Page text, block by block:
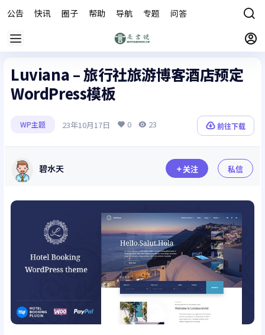
公告 快讯 圈子 帮助 导航 专题 问答
Luviana – 旅行社旅游博客酒店预定
WordPress模板
WP主题 23年10月17日 0 23 前往下载
碧水天 关注 私信